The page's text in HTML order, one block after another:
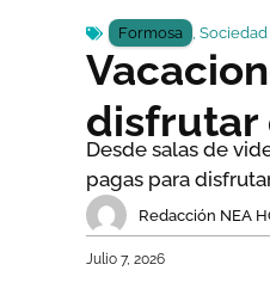
Formosa , Sociedad
disfrutar
Desde salas de
pagas para
Redacción NEA
Julio 7, 2026